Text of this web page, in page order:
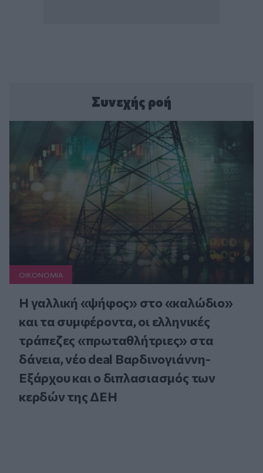
Συνεχής ροή
ΟΙΚΟΝΟΜΙΑ
Η γαλλική «ψήφος» στο «καλώδιο»
και τα συμφέροντα, οι ελληνικές
τράπεζες «πρωταθλήτριες» στα
δάνεια, νέο deal Βαρδινογιάννη-
Εξάρχου και ο διπλασιασμός των
κερδών της ΔΕΗ